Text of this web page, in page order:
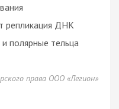
репликация ДНК
полярные тельца
права ООО «Легион»